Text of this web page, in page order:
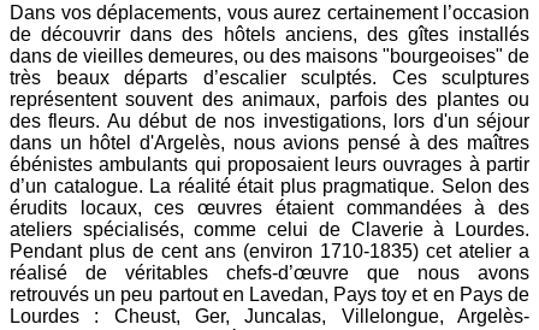
Dans vos déplacements, vous aurez certainement l’occasion
de découvrir dans des hôtels anciens, des gîtes installés
dans de vieilles demeures, ou des maisons "bourgeoises" de
très beaux départs d’escalier sculptés. Ces sculptures
représentent souvent des animaux, parfois des plantes ou
des fleurs. Au début de nos investigations, lors d'un séjour
dans un hôtel d'Argelès, nous avions pensé à des maîtres
ébénistes ambulants qui proposaient leurs ouvrages à partir
d’un catalogue. La réalité était plus pragmatique. Selon des
érudits locaux, ces œuvres étaient commandées à des
ateliers spécialisés, comme celui de Claverie à Lourdes.
Pendant plus de cent ans (environ 1710-1835) cet atelier a
réalisé de véritables chefs-d’œuvre que nous avons
retrouvés un peu partout en Lavedan, Pays toy et en Pays de
Lourdes : Cheust, Ger, Juncalas, Villelongue, Argelès-